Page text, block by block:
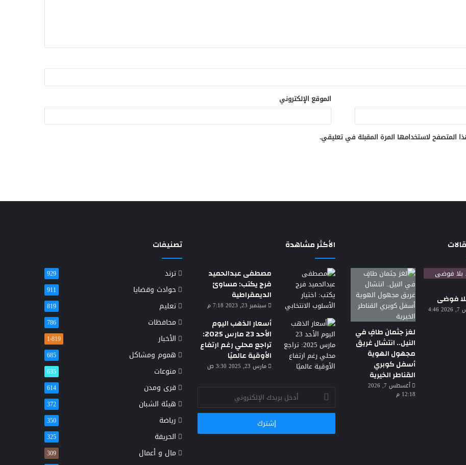
الموقع الإلكتروني
المتصفح لاستخدامها المرة المقبلة في تعليقي.
فوضى
أغسطس 7, 2026 4:46
لغز جثمان طافٍ في
النيل.. انتشال غريق
مجهول الهوية
أسفل كوبري
القناطر الخيرية
أغسطس 7, 2026
12:18 م
الأكثر مشاهدة
مصطفى عبدالحميد
فرج يكتب: مساوئ
الديمقراطية
سبتمبر 23, 2023 7:18 م
أسعار الذهب اليوم
الأحد 23 مارس 2025:
تراجع محلي رغم ارتفاع
الأوقية عالميًا
مارس 23, 2025 3:30 ص
أدخل
بريدك
الإلكتروني
تصنيفات
ترند 929
حوادث وقضايا 911
تعليم 819
محافظات 786
الأخبار 1٬819
هموم ومشاكل 685
منوعات 635
قرى ومدن 614
هيئة الشبان 372
رياضة 350
الحريفة 325
مال و أعمال 309